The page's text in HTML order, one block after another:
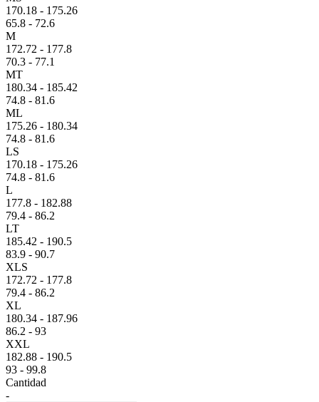
170.18 - 175.26
65.8 - 72.6
M
172.72 - 177.8
70.3 - 77.1
MT
180.34 - 185.42
74.8 - 81.6
ML
175.26 - 180.34
74.8 - 81.6
LS
170.18 - 175.26
74.8 - 81.6
L
177.8 - 182.88
79.4 - 86.2
LT
185.42 - 190.5
83.9 - 90.7
XLS
172.72 - 177.8
79.4 - 86.2
XL
180.34 - 187.96
86.2 - 93
XXL
182.88 - 190.5
93 - 99.8
Cantidad
-